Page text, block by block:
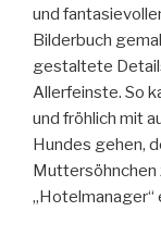
und
Bilderbuch
gestaltete
Allerfeinste. So
und fröhlich mit
Hundes gehen,
Muttersöhnchen
„Hotelmanager“